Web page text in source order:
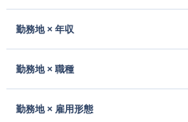
勤務地 × 年収
勤務地 × 職種
勤務地 × 雇用形態